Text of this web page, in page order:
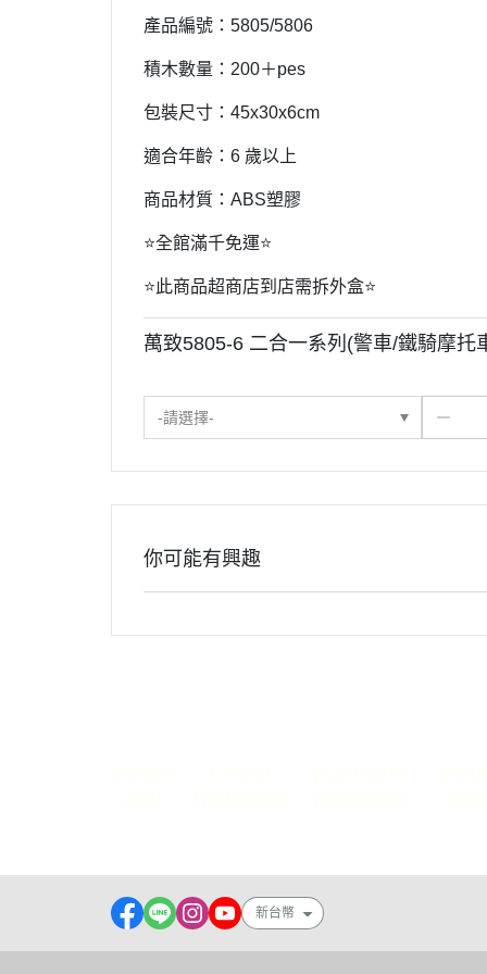
產品編號：5805/5806
積木數量：200＋pes
包裝尺寸：45x30x6cm
適合年齡：6 歲以上
商品材質：ABS塑膠
⭐️全館滿千免運⭐️
⭐️此商品超商店到店需拆外盒⭐️
萬致5805-6 二合一系列(警車/鐵騎摩托
-請選擇-
你可能有興趣
新台幣